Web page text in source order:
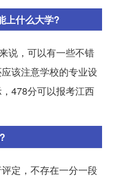
上什么大学?
说，可以有一些不错
该注意学校的专业设
478分可以报考江西
定，不存在一分一段